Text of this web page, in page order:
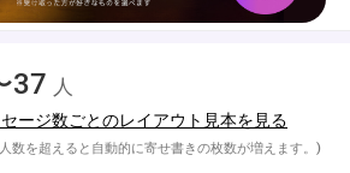
37 人
セージ数ごとのレイアウト見本を見る
数を超えると自動的に寄せ書きの枚数が増えます。)